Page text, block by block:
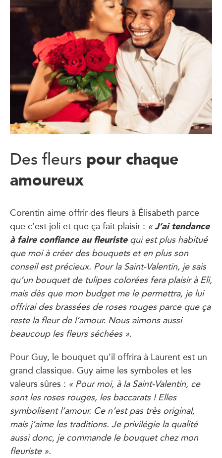
Des fleurs pour chaque
amoureux
Corentin aime offrir des fleurs à Élisabeth parce
que c’est joli et que ça fait plaisir : «J’ai tendance
à faire confiance au fleuristequi est plus habitué
que moi à créer des bouquets et en plus son
conseil est précieux. Pour la Saint-Valentin, je sais
qu’un bouquet de tulipes colorées fera plaisir à Eli,
mais dès que mon budget me le permettra, je lui
offrirai des brassées de roses rouges parce que ça
reste la fleur de l’amour. Nous aimons aussi
beaucoup les fleurs séchées ».
Pour Guy, le bouquet qu’il offrira à Laurent est un
grand classique. Guy aime les symboles et les
valeurs sûres : « Pour moi, à la Saint-Valentin, ce
sont les roses rouges, les baccarats ! Elles
symbolisent l’amour. Ce n’est pas très original,
mais j’aime les traditions. Je privilégie la qualité
aussi donc, je commande le bouquet chez mon
fleuriste ».